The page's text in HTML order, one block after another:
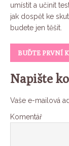
umístit a učinit
jak dospět ke
budete jen těšit.
BUĎTE PRVNÍ
Napište
Vaše e-mailová
Komentář